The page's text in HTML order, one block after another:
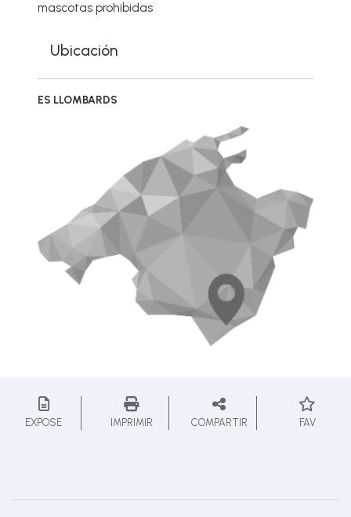
mascotas prohibidas
Ubicación
ES LLOMBARDS
EXPOSE IMPRIMIR COMPARTIR FAV